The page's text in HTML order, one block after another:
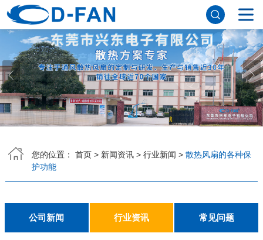
网站首页
关于香蕉APP下载安装污免费
公司简介
董事长寄语
发展历程
公司优势
企业文化
荣誉资质
企业风采
仪器设备
视频中心
产品中心
应用案例
工程案例
解决方案
公司新闻
行业资讯
常见问题
联系香蕉APP下载安装污免费
您的位置： 首页> 新闻资讯> 行业新闻 > 散热风扇的各种保
护功能
公司新闻 行业资讯 常见问题